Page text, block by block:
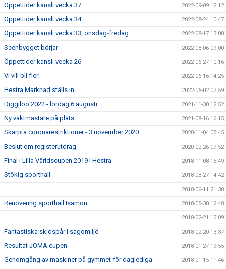
Öppettider kansli vecka 37 2022-09-09 12:12
Öppettider kansli vecka 34 2022-08-24 10:47
Öppettider kansli vecka 33, onsdag-fredag 2022-08-17 13:08
Scenbygget börjar 2022-08-06 09:00
Öppettider kansli vecka 26 2022-06-27 10:16
Vi vill bli fler! 2022-06-16 14:25
Hestra Marknad ställs in 2022-06-02 07:59
Diggiloo 2022 - lördag 6 augusti 2021-11-30 12:52
Ny vaktmästare på plats 2021-08-16 16:15
Skärpta coronarestriktioner - 3 november 2020 2020-11-04 05:45
Beslut om registerutdrag 2020-02-26 07:52
Final i Lilla Världscupen 2019 i Hestra 2018-11-08 15:49
Stökig sporthall 2018-08-27 14:42
2018-06-11 21:38
Renovering sporthall Isamon 2018-05-30 12:48
2018-02-21 13:09
Fantastiska skidspår i sagomiljö 2018-02-20 13:37
Resultat JOMA cupen 2018-01-27 19:55
Genomgång av maskiner på gymmet för daglediga 2018-01-15 11:46